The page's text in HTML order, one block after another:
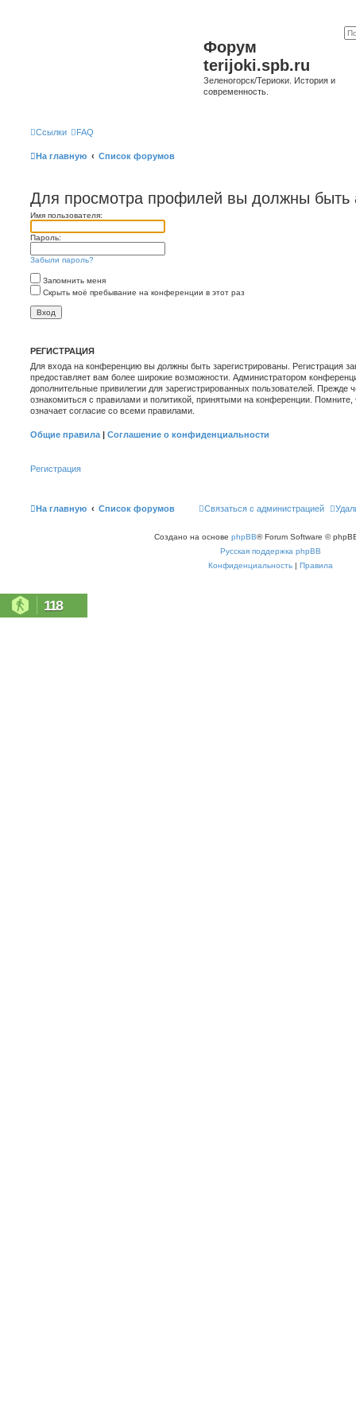
Форум
terijoki.spb.ru
Зеленогорск/Териоки. История и
современность.
Ссылки FAQ
На главную Список форумов
Для просмотра профилей вы должны быть
Имя пользователя:
Пароль:
Забыли пароль?
Запомнить меня
Скрыть моё пребывание на конференции в этот раз
РЕГИСТРАЦИЯ
Для входа на конференцию вы должны быть зарегистрированы. Регистрация
предоставляет вам более широкие возможности. Администратором
дополнительные привилегии для зарегистрированных пользователей. Прежде
ознакомиться с правилами и политикой, принятыми на конференции.
означает согласие со всеми правилами.
Общие правила | Соглашение о конфиденциальности
Регистрация
На главную Список форумов Связаться с администрацией
Создано на основе phpBB® Forum Software ©
Русская поддержка phpBB
Конфиденциальность | Правила
118